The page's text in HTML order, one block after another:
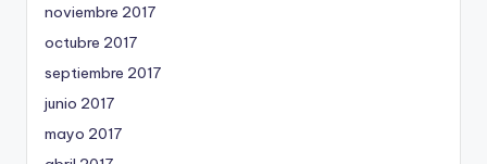
noviembre 2017
octubre 2017
septiembre 2017
junio 2017
mayo 2017